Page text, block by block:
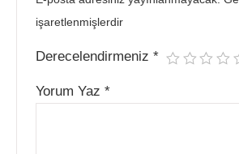
işaretlenmişlerdir
Derecelendirmeniz*
Yorum Yaz*